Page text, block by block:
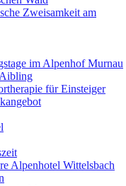
Zweisamkeit am
im Alpenhof Murnau
für Einsteiger
Alpenhotel Wittelsbach